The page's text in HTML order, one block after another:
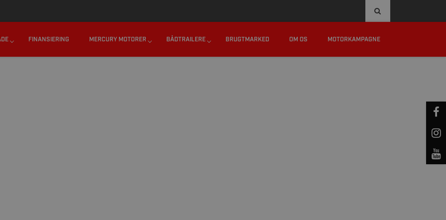
FINANSIERING MERCURY MOTORER BÅDTRAILERE BRUGTMARKED OM OS MOTORKAMPAGNE